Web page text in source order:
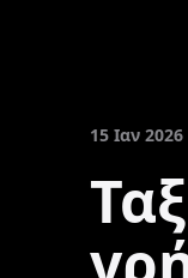
15 Ιαν 2026